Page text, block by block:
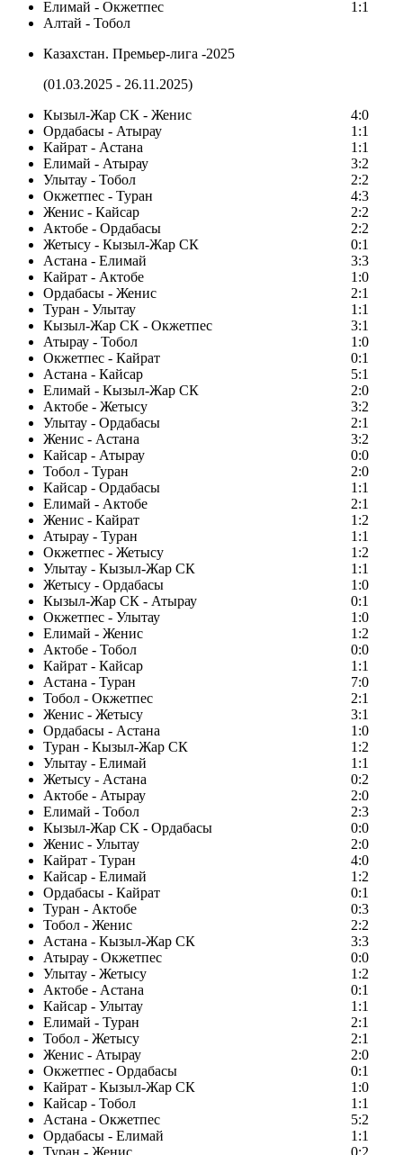
Елимай - Окжетпес
1:1
Алтай - Тобол
Казахстан. Премьер-лига -2025
(01.03.2025 - 26.11.2025)
Кызыл-Жар СК - Женис
4:0
Ордабасы - Атырау
1:1
Кайрат - Астана
1:1
Елимай - Атырау
3:2
Улытау - Тобол
2:2
Окжетпес - Туран
4:3
Женис - Кайсар
2:2
Актобе - Ордабасы
2:2
Жетысу - Кызыл-Жар СК
0:1
Астана - Елимай
3:3
Кайрат - Актобе
1:0
Ордабасы - Женис
2:1
Туран - Улытау
1:1
Кызыл-Жар СК - Окжетпес
3:1
Атырау - Тобол
1:0
Окжетпес - Кайрат
0:1
Астана - Кайсар
5:1
Елимай - Кызыл-Жар СК
2:0
Актобе - Жетысу
3:2
Улытау - Ордабасы
2:1
Женис - Астана
3:2
Кайсар - Атырау
0:0
Тобол - Туран
2:0
Кайсар - Ордабасы
1:1
Елимай - Актобе
2:1
Женис - Кайрат
1:2
Атырау - Туран
1:1
Окжетпес - Жетысу
1:2
Улытау - Кызыл-Жар СК
1:1
Жетысу - Ордабасы
1:0
Кызыл-Жар СК - Атырау
0:1
Окжетпес - Улытау
1:0
Елимай - Женис
1:2
Актобе - Тобол
0:0
Кайрат - Кайсар
1:1
Астана - Туран
7:0
Тобол - Окжетпес
2:1
Женис - Жетысу
3:1
Ордабасы - Астана
1:0
Туран - Кызыл-Жар СК
1:2
Улытау - Елимай
1:1
Жетысу - Астана
0:2
Актобе - Атырау
2:0
Елимай - Тобол
2:3
Кызыл-Жар СК - Ордабасы
0:0
Женис - Улытау
2:0
Кайрат - Туран
4:0
Кайсар - Елимай
1:2
Ордабасы - Кайрат
0:1
Туран - Актобе
0:3
Тобол - Женис
2:2
Астана - Кызыл-Жар СК
3:3
Атырау - Окжетпес
0:0
Улытау - Жетысу
1:2
Актобе - Астана
0:1
Кайсар - Улытау
1:1
Елимай - Туран
2:1
Тобол - Жетысу
2:1
Женис - Атырау
2:0
Окжетпес - Ордабасы
0:1
Кайрат - Кызыл-Жар СК
1:0
Кайсар - Тобол
1:1
Астана - Окжетпес
5:2
Ордабасы - Елимай
1:1